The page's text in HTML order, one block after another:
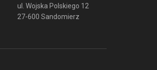
ul. Wojska Polskiego 12
27-600 Sandomierz